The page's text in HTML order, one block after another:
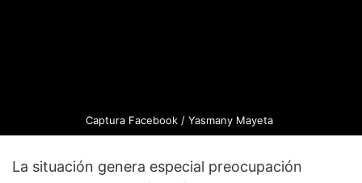
Captura Facebook / Yasmany Mayeta
La situación genera especial preocupación